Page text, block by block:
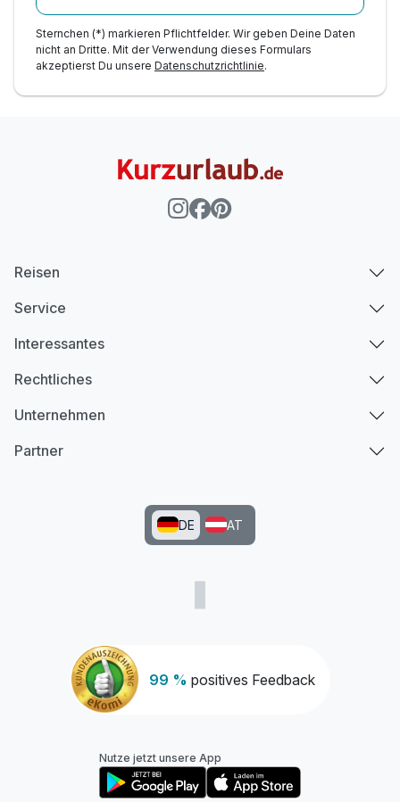
Zusatznächte
Sternchen (*) markieren Pflichtfelder. Wir geben Deine Daten
nicht an Dritte. Mit der Verwendung dieses Formulars
akzeptierst Du unsere Datenschutzrichtlinie.
99 % positives Feedback
Reisen
Service
Interessantes
Rechtliches
Unternehmen
Partner
DE AT
Nutze jetzt unsere App